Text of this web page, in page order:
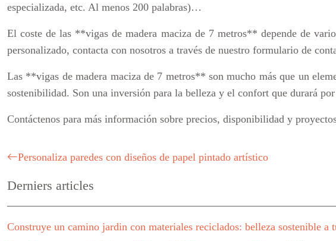
especializada, etc. Al menos 200 palabras)…
El coste de las **vigas de madera maciza de 7 metros** depende de
personalizado, contacta con nosotros a través de nuestro formulario de
Las **vigas de madera maciza de 7 metros** son mucho más que un
sostenibilidad. Son una inversión para la belleza y el confort que durará por
Contáctenos para más información sobre precios, disponibilidad y
Personaliza paredes con diseños de papel pintado artístico
Derniers articles
Construye un camino jardin con materiales reciclados: belleza sostenible a